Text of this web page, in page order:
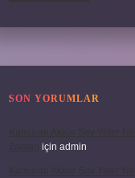
SON YORUMLAR
Kamuran Akkor Sev Yeter Ne
Zaman için admin
Kamuran Akkor Sev Yeter Ne